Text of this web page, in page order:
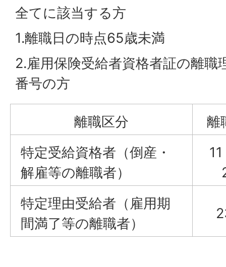
全てに該当する方
1.離職日の時点65歳未満
2.雇用保険受給者資格者証の離職
番号の方
離職区分
離
特定受給資格者（倒産・
解雇等の離職者）
特定理由受給者（雇用期
間満了等の離職者）